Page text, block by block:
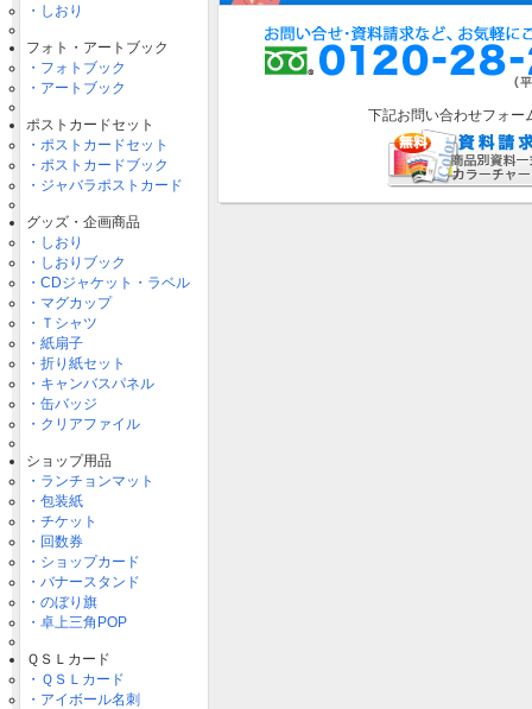
・しおり
フォト・アートブック
・フォトブック
・アートブック
ポストカードセット
・ポストカードセット
・ポストカードブック
・ジャバラポストカード
グッズ・企画商品
・しおり
・しおりブック
・CDジャケット・ラベル
・マグカップ
・Ｔシャツ
・紙扇子
・折り紙セット
・キャンバスパネル
・缶バッジ
・クリアファイル
ショップ用品
・ランチョンマット
・包装紙
・チケット
・回数券
・ショップカード
・バナースタンド
・のぼり旗
・卓上三角POP
ＱＳＬカード
・ＱＳＬカード
・アイボール名刺
下記お問い合わせフォー